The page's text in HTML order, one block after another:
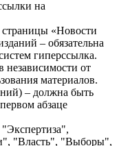
на
«Новости
– обязательна
гиперссылка.
от
материалов.
– должна быть
абзаце
"Власть", "Выборы",